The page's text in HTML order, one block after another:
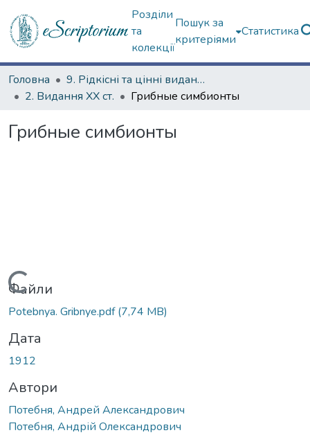
Розділи
та
колекції
Пошук за
критеріями
Статистика
Головна
9. Рідкісні та цінні видання
2. Видання ХХ ст.
Грибные симбионты
Грибные симбионты
Вантажиться...
Файли
Potebnya. Gribnye.pdf(7,74 MB)
Дата
1912
Автори
Потебня, Андрей Александрович
Потебня, Андрій Олександрович